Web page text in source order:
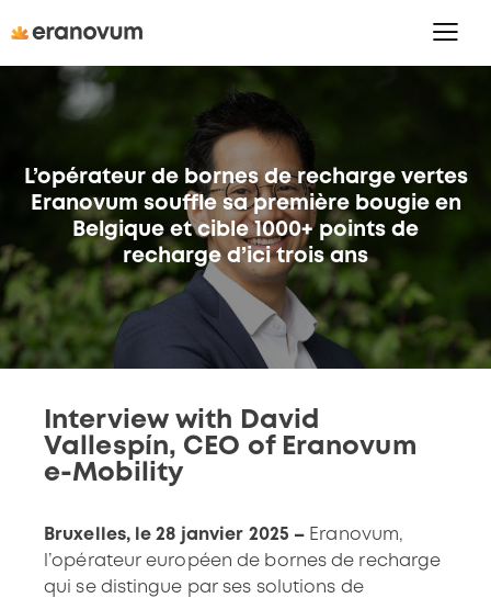
L’opérateur de bornes de recharge vertes
Eranovum souffle sa première bougie en
Belgique et cible 1000+ points de
recharge d’ici trois ans
Interview with David
Vallespín, CEO of Eranovum
e-Mobility
Bruxelles, le 28 janvier 2025 – Eranovum,
l’opérateur européen de bornes de recharge
qui se distingue par ses solutions de